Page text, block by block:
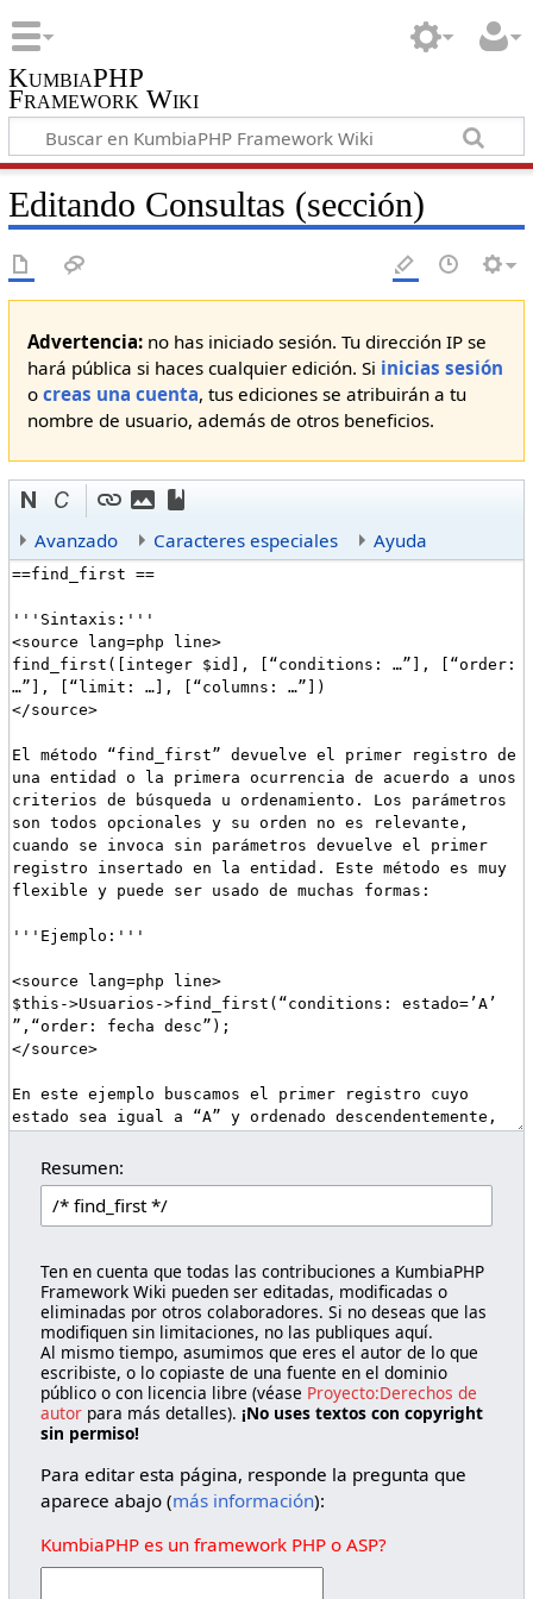
KumbiaPHP
Framework Wiki
Editando Consultas (sección)
Advertencia: no has iniciado sesión. Tu dirección IP se
hará pública si haces cualquier edición. Si inicias sesión
ocreas una cuenta, tus ediciones se atribuirán a tu
nombre de usuario, además de otros beneficios.
Avanzado Caracteres especiales Ayuda
Resumen:
Ten en cuenta que todas las contribuciones a KumbiaPHP
Framework Wiki pueden ser editadas, modificadas o
eliminadas por otros colaboradores. Si no deseas que las
modifiquen sin limitaciones, no las publiques aquí.
Al mismo tiempo, asumimos que eres el autor de lo que
escribiste, o lo copiaste de una fuente en el dominio
público o con licencia libre (véase Proyecto:Derechos de
autor para más detalles).¡No uses textos con copyright
sin permiso!
Para editar esta página, responde la pregunta que
aparece abajo (más información):
KumbiaPHP es un framework PHP o ASP?